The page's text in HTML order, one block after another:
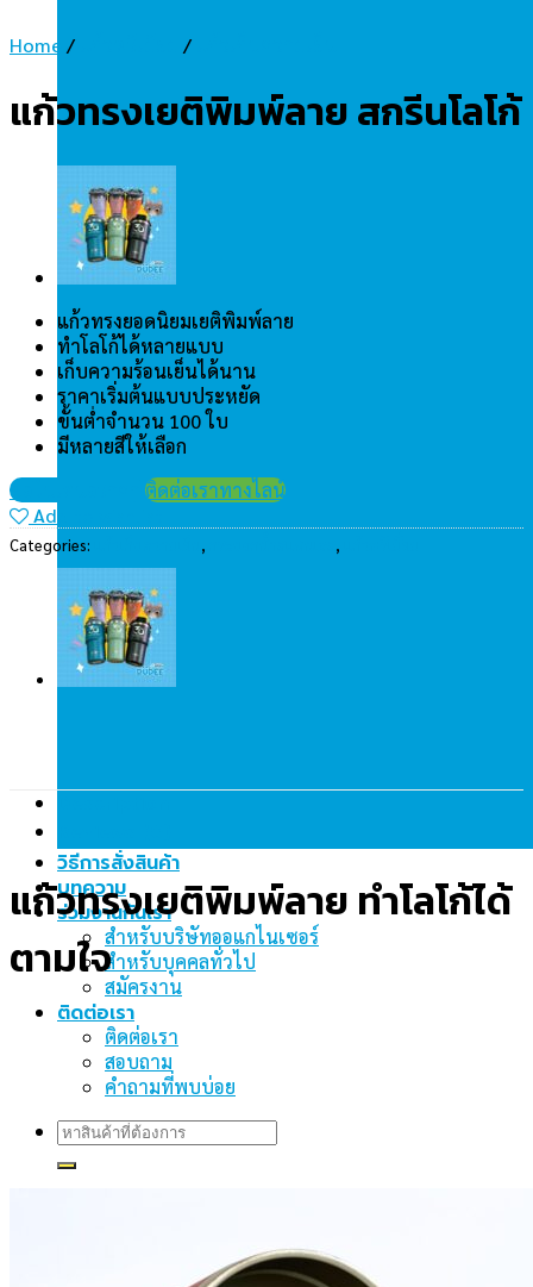
วิธีการสั่งสินค้า
บทความ
ร่วมงานกันเรา
สำหรับบริษัทออแกไนเซอร์
สำหรับบุคคลทั่วไป
สมัครงาน
ติดต่อเรา
ติดต่อเรา
สอบถาม
คำถามที่พบบ่อย
Search
for:
Home / /
แก้วทรงเยติพิมพ์ลาย สกรีนโลโก้
แก้วทรงยอดนิยมเยติพิมพ์ลาย
ทำโลโก้ได้หลายแบบ
เก็บความร้อนเย็นได้นาน
ราคาเริ่มต้นแบบประหยัด
ขั้นต่ำจำนวน 100 ใบ
มีหลายสีให้เลือก
ขอใบเสนอราคา
ติดต่อเราทางไลน์
Add to wishlist
Categories: , ,
แก้วทรงเยติพิมพ์ลาย ทำโลโก้ได้
ตามใจ